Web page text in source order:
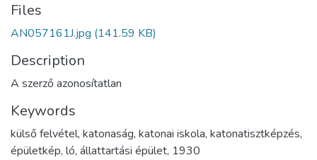
Files
AN057161J.jpg (141.59 KB)
Description
A szerző azonosítatlan
Keywords
külső felvétel, katonaság, katonai iskola, katonatisztképzés,
épületkép, ló, állattartási épület, 1930